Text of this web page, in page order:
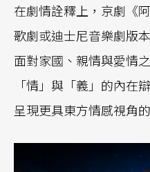
在劇情詮釋上，京劇《
歌劇或迪士尼音樂劇版
面對家國、親情與愛情
「情」與「義」的內在
呈現更具東方情感視角